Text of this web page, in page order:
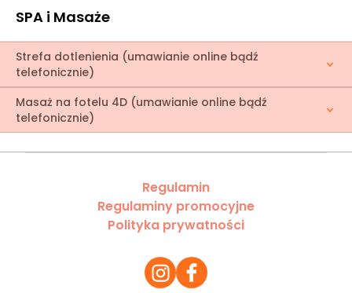
SPA i Masaże
Strefa dotlenienia (umawianie online bądź
telefonicznie)
Masaż na fotelu 4D (umawianie online bądź
telefonicznie)
Regulamin
Regulaminy promocyjne
Polityka prywatności